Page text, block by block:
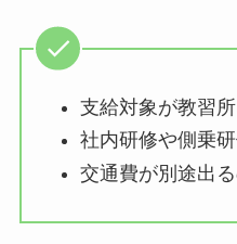
支給対象が教習
社内研修や側乗
交通費が別途出